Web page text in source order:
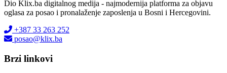
Dio Klix.ba digitalnog medija - najmodernija platforma za objavu
oglasa za posao i pronalaženje zaposlenja u Bosni i Hercegovini.
+387 33 263 252
posao@klix.ba
Brzi linkovi